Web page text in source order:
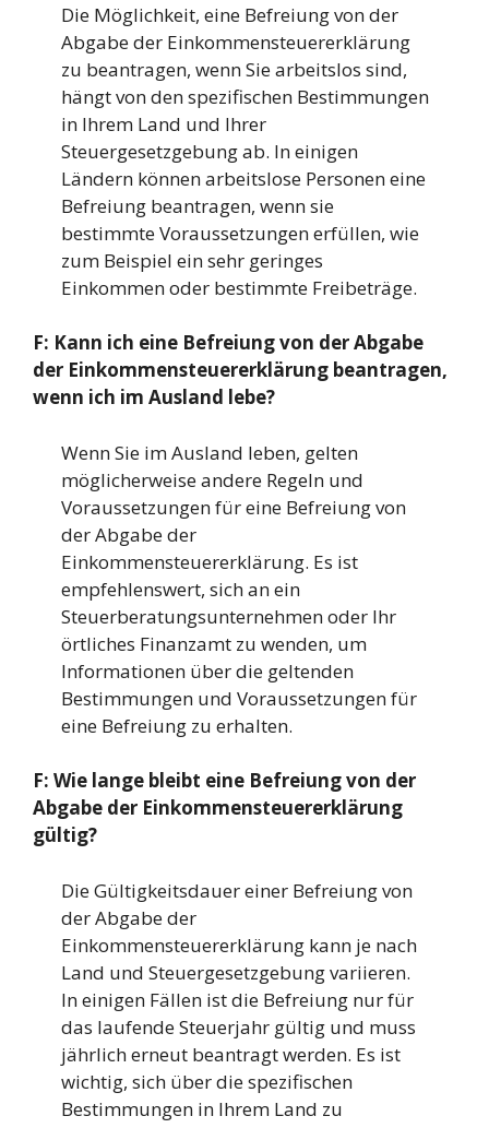
Die Möglichkeit, eine Befreiung von der
Abgabe der Einkommensteuererklärung
zu beantragen, wenn Sie arbeitslos sind,
hängt von den spezifischen Bestimmungen
in Ihrem Land und Ihrer
Steuergesetzgebung ab. In einigen
Ländern können arbeitslose Personen eine
Befreiung beantragen, wenn sie
bestimmte Voraussetzungen erfüllen, wie
zum Beispiel ein sehr geringes
Einkommen oder bestimmte Freibeträge.
F: Kann ich eine Befreiung von der Abgabe
der Einkommensteuererklärung beantragen,
wenn ich im Ausland lebe?
Wenn Sie im Ausland leben, gelten
möglicherweise andere Regeln und
Voraussetzungen für eine Befreiung von
der Abgabe der
Einkommensteuererklärung. Es ist
empfehlenswert, sich an ein
Steuerberatungsunternehmen oder Ihr
örtliches Finanzamt zu wenden, um
Informationen über die geltenden
Bestimmungen und Voraussetzungen für
eine Befreiung zu erhalten.
F: Wie lange bleibt eine Befreiung von der
Abgabe der Einkommensteuererklärung
gültig?
Die Gültigkeitsdauer einer Befreiung von
der Abgabe der
Einkommensteuererklärung kann je nach
Land und Steuergesetzgebung variieren.
In einigen Fällen ist die Befreiung nur für
das laufende Steuerjahr gültig und muss
jährlich erneut beantragt werden. Es ist
wichtig, sich über die spezifischen
Bestimmungen in Ihrem Land zu